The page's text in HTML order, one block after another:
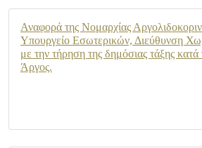
Αναφορά της Νομαρχίας
Υπουργείο Εσωτερικών, Διεύθυνση
με την τήρηση της δημόσιας τάξης κατά
Άργος.